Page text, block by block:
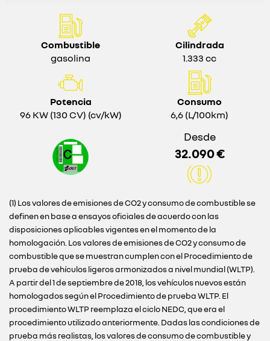
Combustible
gasolina
Cilindrada
1.333 cc
Potencia
96 KW (130 CV) (cv/kW)
Consumo
6,6 (L/100km)
Desde
32.090 €
(1) Los valores de emisiones de CO2 y consumo de combustible se
definen en base a ensayos oficiales de acuerdo con las
disposiciones aplicables vigentes en el momento de la
homologación. Los valores de emisiones de CO2 y consumo de
combustible que se muestran cumplen con el Procedimiento de
prueba de vehículos ligeros armonizados a nivel mundial (WLTP).
A partir del 1 de septiembre de 2018, los vehículos nuevos están
homologados según el Procedimiento de prueba WLTP. El
procedimiento WLTP reemplaza el ciclo NEDC, que era el
procedimiento utilizado anteriormente. Dadas las condiciones de
prueba más realistas, los valores de consumo de combustible y